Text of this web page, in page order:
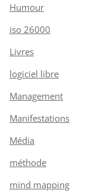
Humour
iso 26000
Livres
logiciel libre
Management
Manifestations
Média
méthode
mind mapping